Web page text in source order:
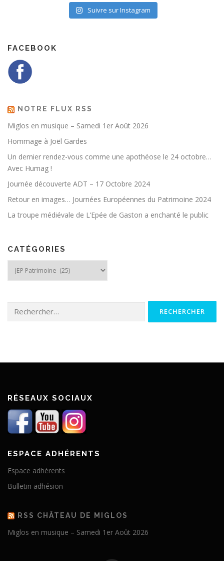
Suivre sur Instagram
FACEBOOK
NOTRE FLUX RSS
Miglos en musique – Samedi 1er Août 2026
Hommage à Joël Gardes
Un dernier rendez-vous comme une apothéose le 24 octobre…
Avec Humag !
Journée découverte ADT – 17 Octobre 2024
Retour en images… Journées Européennes du Patrimoine 2024
La troupe médiévale de L’Epée de Gaston a enchanté le public
CATÉGORIES
RÉSEAUX SOCIAUX
ESPACE ADHÉRENTS
Espace adhérents
Bulletin adhésion
RSS CHÂTEAU DE MIGLOS
Miglos en musique – Samedi 1er Août 2026